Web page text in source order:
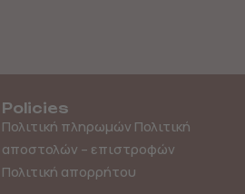
Policies
Πολιτική πληρωμών Πολιτική
αποστολών – επιστροφών
Πολιτική απορρήτου